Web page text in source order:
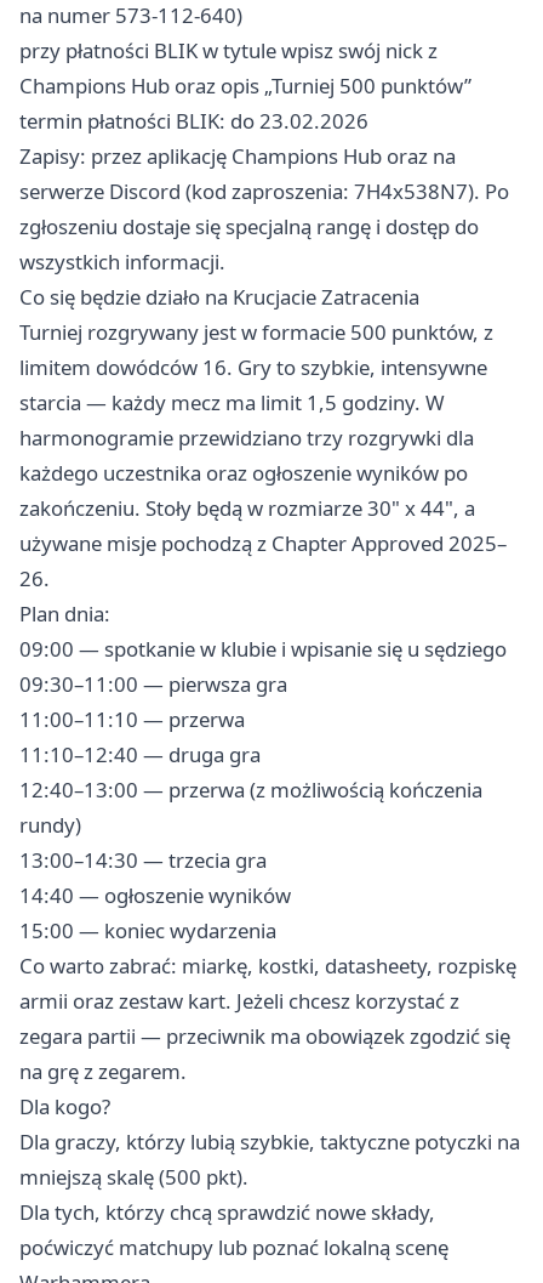
na numer 573‑112‑640)
przy płatności BLIK w tytule wpisz swój nick z
Champions Hub oraz opis „Turniej 500 punktów”
termin płatności BLIK: do 23.02.2026
Zapisy: przez aplikację Champions Hub oraz na
serwerze Discord (kod zaproszenia: 7H4x538N7). Po
zgłoszeniu dostaje się specjalną rangę i dostęp do
wszystkich informacji.
Co się będzie działo na Krucjacie Zatracenia
Turniej rozgrywany jest w formacie 500 punktów, z
limitem dowódców 16. Gry to szybkie, intensywne
starcia — każdy mecz ma limit 1,5 godziny. W
harmonogramie przewidziano trzy rozgrywki dla
każdego uczestnika oraz ogłoszenie wyników po
zakończeniu. Stoły będą w rozmiarze 30" x 44", a
używane misje pochodzą z Chapter Approved 2025–
26.
Plan dnia:
09:00 — spotkanie w klubie i wpisanie się u sędziego
09:30–11:00 — pierwsza gra
11:00–11:10 — przerwa
11:10–12:40 — druga gra
12:40–13:00 — przerwa (z możliwością kończenia
rundy)
13:00–14:30 — trzecia gra
14:40 — ogłoszenie wyników
15:00 — koniec wydarzenia
Co warto zabrać: miarkę, kostki, datasheety, rozpiskę
armii oraz zestaw kart. Jeżeli chcesz korzystać z
zegara partii — przeciwnik ma obowiązek zgodzić się
na grę z zegarem.
Dla kogo?
Dla graczy, którzy lubią szybkie, taktyczne potyczki na
mniejszą skalę (500 pkt).
Dla tych, którzy chcą sprawdzić nowe składy,
poćwiczyć matchupy lub poznać lokalną scenę